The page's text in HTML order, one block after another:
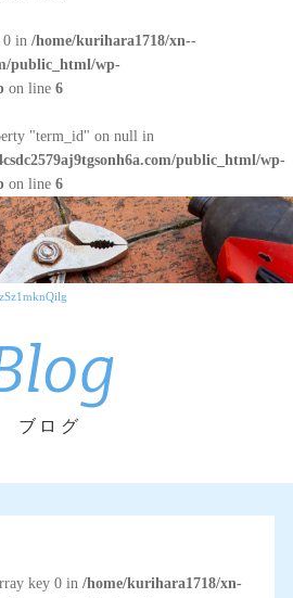
0 in /home/kurihara1718/xn--
public_html/wp-
on line 6
"term_id" on null in
public_html/wp-
on line 6
Blog
ブログ
key 0 in /home/kurihara1718/xn-